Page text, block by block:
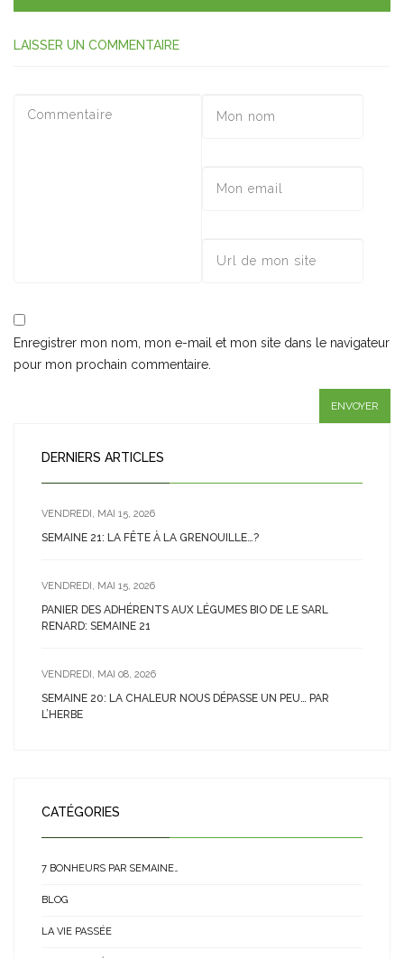
LAISSER UN COMMENTAIRE
Enregistrer mon nom, mon e-mail et mon site dans le navigateur
pour mon prochain commentaire.
DERNIERS ARTICLES
VENDREDI, MAI 15, 2026
SEMAINE 21: LA FÊTE À LA GRENOUILLE…?
VENDREDI, MAI 15, 2026
PANIER DES ADHÉRENTS AUX LÉGUMES BIO DE LE SARL
RENARD: SEMAINE 21
VENDREDI, MAI 08, 2026
SEMAINE 20: LA CHALEUR NOUS DÉPASSE UN PEU… PAR
L’HERBE
CATÉGORIES
7 BONHEURS PAR SEMAINE…
BLOG
LA VIE PASSÉE